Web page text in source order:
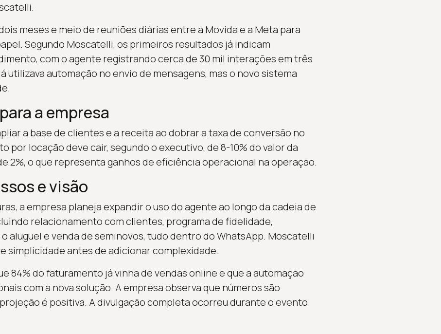
meses e meio de reuniões diárias entre a Movida e a Meta para
Segundo Moscatelli, os primeiros resultados já indicam
com o agente registrando cerca de 30 mil interações em três
utilizava automação no envio de mensagens, mas o novo sistema
a empresa
a base de clientes e a receita ao dobrar a taxa de conversão no
por locação deve cair, segundo o executivo, de 8-10% do valor da
2%, o que representa ganhos de eficiência operacional na operação.
e visão
a empresa planeja expandir o uso do agente ao longo da cadeia de
relacionamento com clientes, programa de fidelidade,
aluguel e venda de seminovos, tudo dentro do WhatsApp. Moscatelli
simplicidade antes de adicionar complexidade.
84% do faturamento já vinha de vendas online e que a automação
com a nova solução. A empresa observa que números são
é positiva. A divulgação completa ocorreu durante o evento